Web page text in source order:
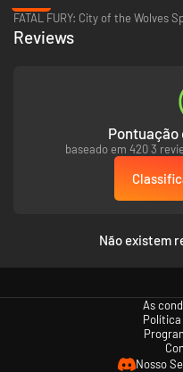
com seus amigos offline para
vencer vários modos de torneio
vivenciar a perspectiva de oito
CRIE, JOGUE E COMPARTILHE
Reviews
Pontuação
baseado em 420 3
Não existem
As
Nosso